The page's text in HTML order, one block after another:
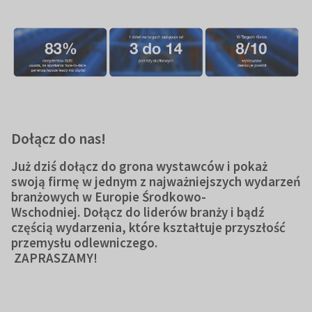
Dołącz do nas!
Już dziś dołącz do grona wystawców i pokaż
swoją firmę w jednym z najważniejszych wydarzeń
branżowych w Europie Środkowo-
Wschodniej. Dołącz do liderów branży i bądź
częścią wydarzenia, które kształtuje przyszłość
przemysłu odlewniczego.
ZAPRASZAMY!